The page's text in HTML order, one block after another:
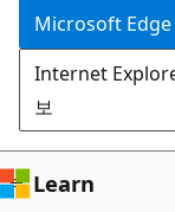
건
너
뛰
기
Microsoft Edge
Internet
보
Learn